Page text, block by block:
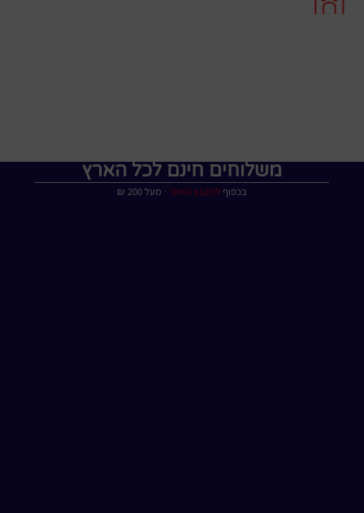
משלוחים חינם לכל הארץ
בכפוף לתקנון האתר ∙ מעל 200 ₪